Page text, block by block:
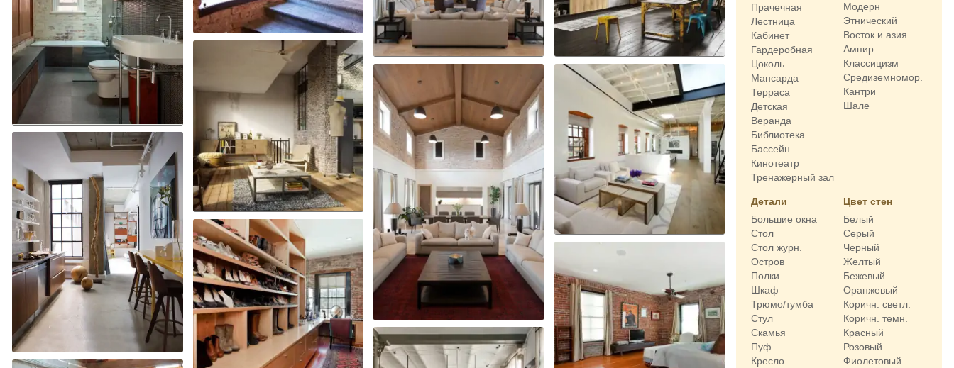
Прачечная
Лестница
Кабинет
Гардеробная
Цоколь
Мансарда
Терраса
Детская
Веранда
Библиотека
Бассейн
Кинотеатр
Тренажерный зал
Модерн
Этнический
Восток и азия
Ампир
Классицизм
Средиземномор.
Кантри
Шале
Детали
Большие окна
Стол
Стол журн.
Остров
Полки
Шкаф
Трюмо/тумба
Стул
Скамья
Пуф
Кресло
Цвет стен
Белый
Серый
Черный
Желтый
Бежевый
Оранжевый
Коричн. светл.
Коричн. темн.
Красный
Розовый
Фиолетовый